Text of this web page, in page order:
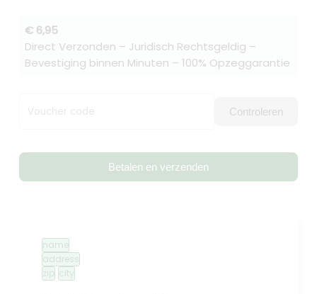
€ 6,95
Direct Verzonden – Juridisch Rechtsgeldig –
Bevestiging binnen Minuten – 100% Opzeggarantie
Voucher code Controleren
Betalen en verzenden
name
address
zip city